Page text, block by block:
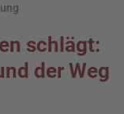
schlägt:
der Weg